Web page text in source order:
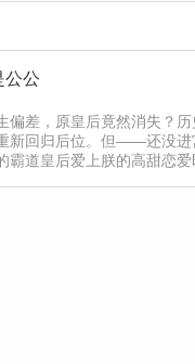
公公
偏差，原皇后竟然消失？
新回归后位。但——还没进
霸道皇后爱上朕的高甜恋